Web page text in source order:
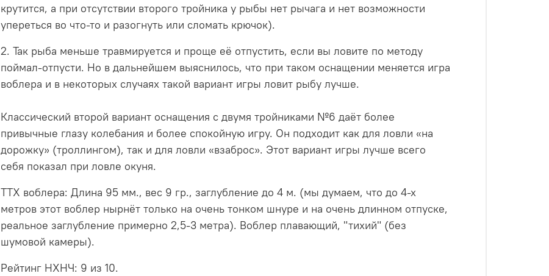
крутится, а при отсутствии второго тройника у рыбы нет рычага и нет возможности
упереться во что-то и разогнуть или сломать крючок).
2. Так рыба меньше травмируется и проще её отпустить, если вы ловите по методу
поймал-отпусти. Но в дальнейшем выяснилось, что при таком оснащении меняется игра
воблера и в некоторых случаях такой вариант игры ловит рыбу лучше.
Классический второй вариант оснащения с двумя тройниками №6 даёт более
привычные глазу колебания и более спокойную игру. Он подходит как для ловли «на
дорожку» (троллингом), так и для ловли «взаброс». Этот вариант игры лучше всего
себя показал при ловле окуня.
ТТХ воблера: Длина 95 мм., вес 9 гр., заглубление до 4 м. (мы думаем, что до 4-х
метров этот воблер нырнёт только на очень тонком шнуре и на очень длинном отпуске,
реальное заглубление примерно 2,5-3 метра). Воблер плавающий, "тихий" (без
шумовой камеры).
Рейтинг НХНЧ: 9 из 10.